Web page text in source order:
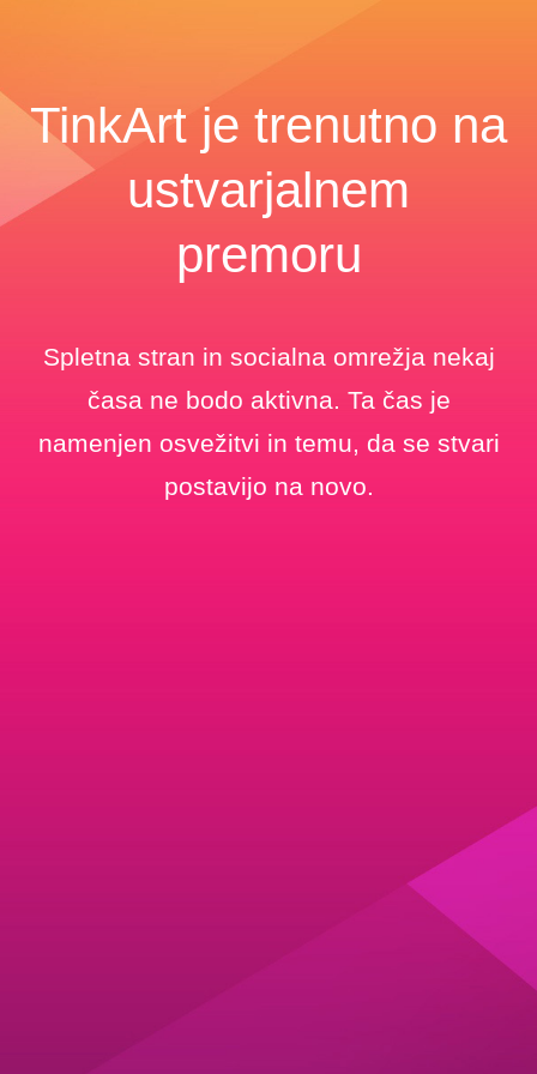
TinkArt je trenutno na
ustvarjalnem
premoru
Spletna stran in socialna omrežja nekaj
časa ne bodo aktivna. Ta čas je
namenjen osvežitvi in temu, da se stvari
postavijo na novo.